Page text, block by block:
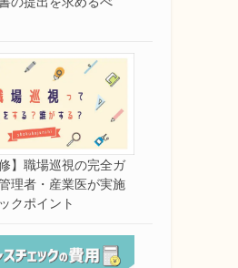
】職場巡視の完全ガ
理者・産業医が実施
クポイント